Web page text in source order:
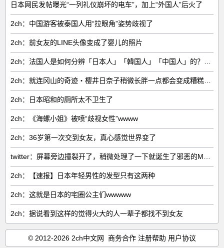
日本网民发帖曝光“一列礼仪崩坏的电车”，加上“外国人”后火了
2ch：中国游客被泰国人用“拉眼角”姿势歧视了
2ch：前女友的LINE头像变成了婴儿的照片
2ch：日本昭和的厕所太不卫生了
2ch：《海螺小姐》被喷“歧视女性”wwww
2ch：36岁第一次交到女友，真心感觉世界变了
2ch：【速报】日本年轻男性的发型只有这两种
2ch：这就是日本的宅圈公主们wwwww
2ch：据说看到这样的觉得火大的人一辈子都找不到女友
© 2012-2026 2ch中文网 商务合作 注册帮助 用户协议